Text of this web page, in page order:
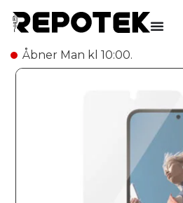
Åbner Man kl 10:00.